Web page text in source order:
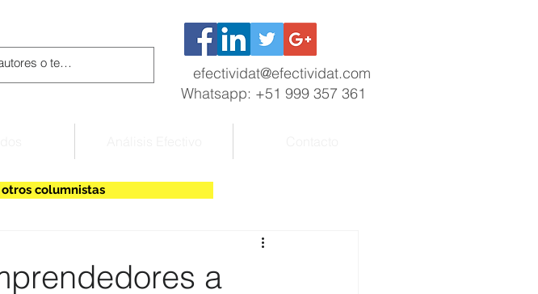
efectividat@efectividat.com
Whatsapp: +51 999 357 361
columnistas
a